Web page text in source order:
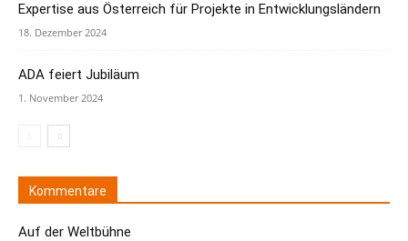
Expertise aus Österreich für Projekte in Entwicklungsländern
18. Dezember 2024
ADA feiert Jubiläum
1. November 2024
Kommentare
Auf der Weltbühne